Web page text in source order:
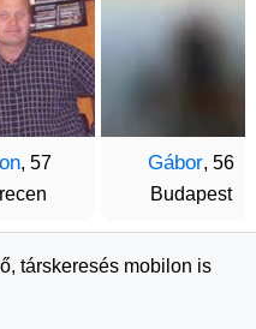
, 57
Gábor, 56
Budapest
társkeresés mobilon is